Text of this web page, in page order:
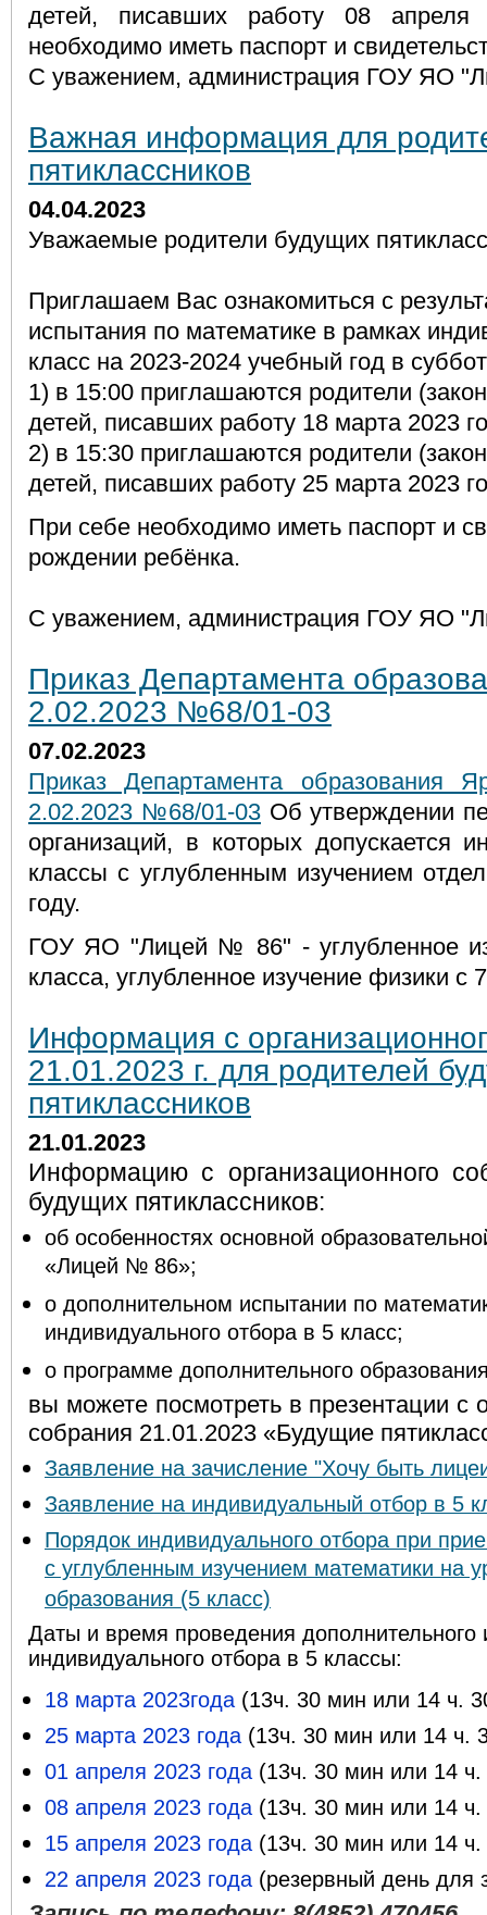
детей, писавших работу 08
необходимо иметь паспорт и
С уважением, администрация ГОУ ЯО
Важная информация для
пятиклассников
04.04.2023
Уважаемые родители будущих
Приглашаем Вас ознакомиться с
испытания по математике в рамках
класс на 2023-2024 учебный год в
1) в 15:00 приглашаются родители
детей, писавших работу 18 марта 2023
2) в 15:30 приглашаются родители
детей, писавших работу 25 марта 2023
При себе необходимо иметь паспорт и
рождении ребёнка.
С уважением, администрация ГОУ ЯО
Приказ Департамента
2.02.2023 №68/01-03
07.02.2023
Приказ Департамента образования
2.02.2023 №68/01-03 Об утверждении
организаций, в которых допускается
классы с углубленным изучением
году.
ГОУ ЯО "Лицей № 86" - углубленное
класса, углубленное изучение физики с
Информация с
21.01.2023 г. для родителей
пятиклассников
21.01.2023
Информацию с организационного
будущих пятиклассников:
об особенностях основной
«Лицей № 86»;
о дополнительном испытании по
индивидуального отбора в 5 класс;
о программе дополнительного
вы можете посмотреть в презентации с
собрания 21.01.2023 «Будущие
Заявление на зачисление "Хочу быть
Заявление на индивидуальный отбор в 5
Порядок индивидуального отбора при
с углубленным изучением математики на
образования (5 класс)
Даты и время проведения дополнительного
индивидуального отбора в 5 классы:
18 марта 2023года (13ч. 30 мин или 14 ч.
25 марта 2023 года (13ч. 30 мин или 14 ч.
01 апреля 2023 года (13ч. 30 мин или 14
08 апреля 2023 года (13ч. 30 мин или 14
15 апреля 2023 года (13ч. 30 мин или 14
22 апреля 2023 года (резервный день для